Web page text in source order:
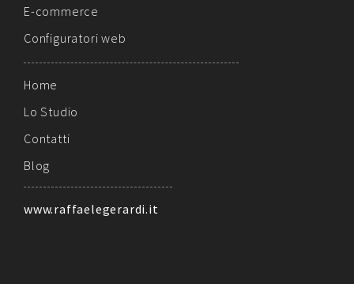
E-commerce
Configuratori web
Home
Lo Studio
Contatti
Blog
www.raffaelegerardi.it